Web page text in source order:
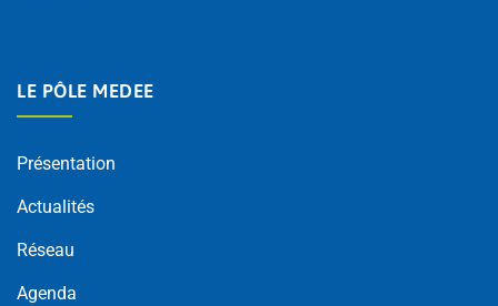
LE PÔLE MEDEE
Présentation
Actualités
Réseau
Agenda